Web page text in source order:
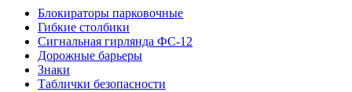
Блокираторы парковочные
Гибкие столбики
Сигнальная гирлянда ФС-12
Дорожные барьеры
Знаки
Таблички безопасности